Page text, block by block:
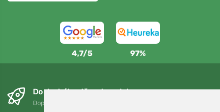
4,7/5 97%
Do druhého dňa a bezplatne
Doprava zadarmo pri objednávkach nad 75 EUR